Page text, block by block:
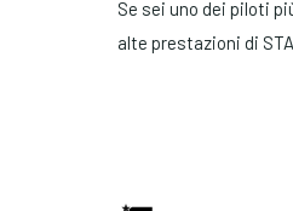
Se sei uno dei piloti
alte prestazioni di